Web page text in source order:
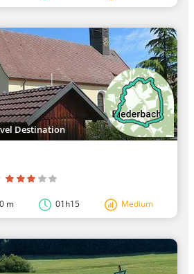
Destination
·
m 01h15 Medium